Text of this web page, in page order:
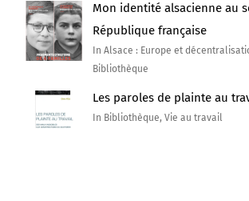
Mon identité alsacienne au
République française
In Alsace : Europe et
Bibliothèque
Les paroles de plainte au
In Bibliothèque, Vie au travail